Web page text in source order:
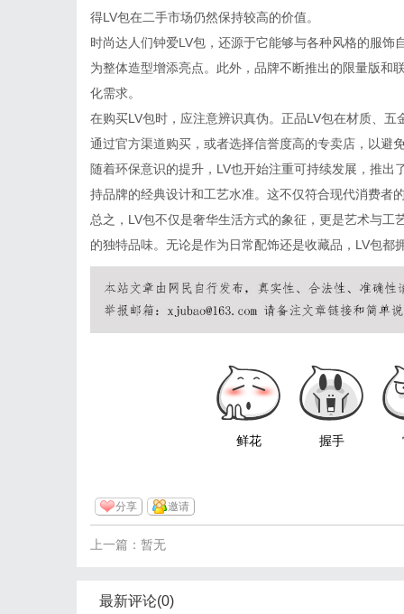
得LV包在二手市场仍然保持较高的价值。
时尚达人们钟爱LV包，还源于它能够与各种风格的服
为整体造型增添亮点。此外，品牌不断推出的限量版和
化需求。
在购买LV包时，应注意辨识真伪。正品LV包在材质、
通过官方渠道购买，或者选择信誉度高的专卖店，以避
随着环保意识的提升，LV也开始注重可持续发展，推
持品牌的经典设计和工艺水准。这不仅符合现代消费者
总之，LV包不仅是奢华生活方式的象征，更是艺术与
的独特品味。无论是作为日常配饰还是收藏品，LV包都
鲜花 握手
分享 邀请
上一篇：暂无
最新评论(0)